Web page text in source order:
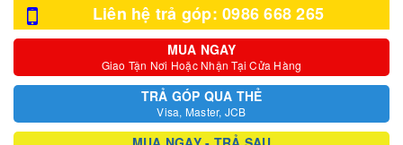
Liên hệ trả góp: 0986 668 265
MUA NGAY
Giao Tận Nơi Hoặc Nhận Tại Cửa Hàng
TRẢ GÓP QUA THẺ
Visa, Master, JCB